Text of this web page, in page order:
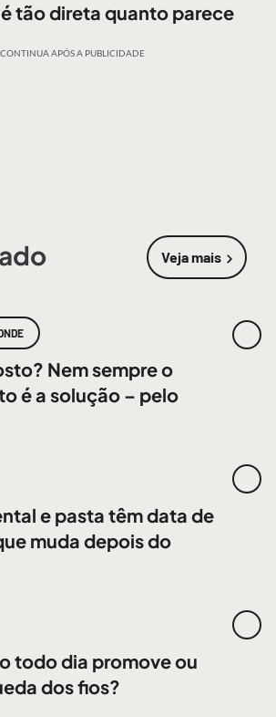
tão direta quanto parece
CONTINUA APÓS A PUBLICIDADE
Veja mais
sobre
Nem sempre o
é a solução – pelo
e pasta têm data de
muda depois do
todo dia promove ou
dos fios?